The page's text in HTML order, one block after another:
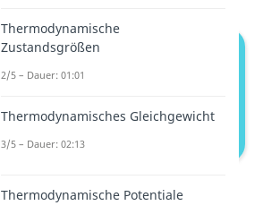
Thermodynamische
Zustandsgrößen
2/5 – Dauer: 01:01
Thermodynamisches Gleichgewicht
3/5 – Dauer: 02:13
Thermodynamische Potentiale